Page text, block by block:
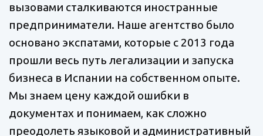
вызовами сталкиваются иностранные
предприниматели. Наше агентство было
основано экспатами, которые с 2013 года
прошли весь путь легализации и запуска
бизнеса в Испании на собственном опыте.
Мы знаем цену каждой ошибки в
документах и понимаем, как сложно
преодолеть языковой и административный